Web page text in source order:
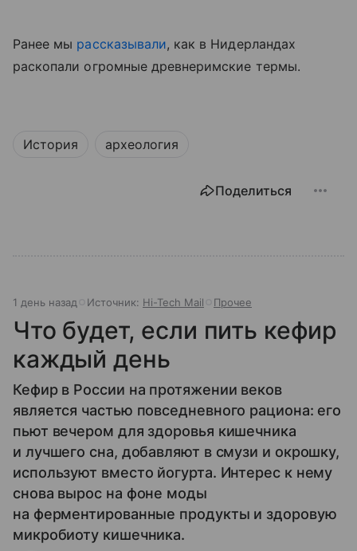
Ранее мы рассказывали, как в Нидерландах
раскопали огромные древнеримские термы.
История археология
Поделиться
1 день назад Источник: Hi-Tech Mail Прочее
Что будет, если пить кефир
каждый день
Кефир в России на протяжении веков
является частью повседневного рациона: его
пьют вечером для здоровья кишечника
и лучшего сна, добавляют в смузи и окрошку,
используют вместо йогурта. Интерес к нему
снова вырос на фоне моды
на ферментированные продукты и здоровую
микробиоту кишечника.